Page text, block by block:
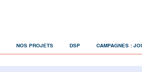
NOS PROJETS DSP CAMPAGNES :